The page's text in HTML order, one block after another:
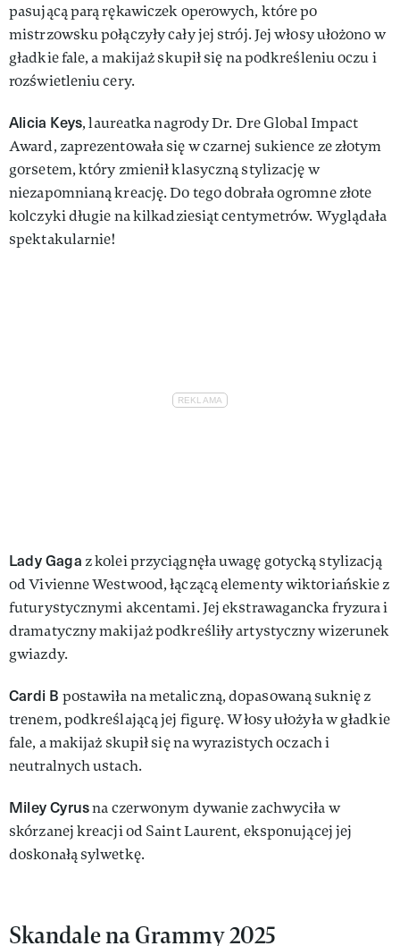
pasującą parą rękawiczek operowych, które po
mistrzowsku połączyły cały jej strój. Jej włosy ułożono w
gładkie fale, a makijaż skupił się na podkreśleniu oczu i
rozświetleniu cery.
Alicia Keys, laureatka nagrody Dr. Dre Global Impact
Award, zaprezentowała się w czarnej sukience ze złotym
gorsetem, który zmienił klasyczną stylizację w
niezapomnianą kreację. Do tego dobrała ogromne złote
kolczyki długie na kilkadziesiąt centymetrów. Wyglądała
spektakularnie!
Lady Gaga z kolei przyciągnęła uwagę gotycką stylizacją
od Vivienne Westwood, łączącą elementy wiktoriańskie z
futurystycznymi akcentami. Jej ekstrawagancka fryzura i
dramatyczny makijaż podkreśliły artystyczny wizerunek
gwiazdy.
Cardi B postawiła na metaliczną, dopasowaną suknię z
trenem, podkreślającą jej figurę. Włosy ułożyła w gładkie
fale, a makijaż skupił się na wyrazistych oczach i
neutralnych ustach.
Miley Cyrusna czerwonym dywanie zachwyciła w
skórzanej kreacji od Saint Laurent, eksponującej jej
doskonałą sylwetkę.
Skandale na Grammy 2025